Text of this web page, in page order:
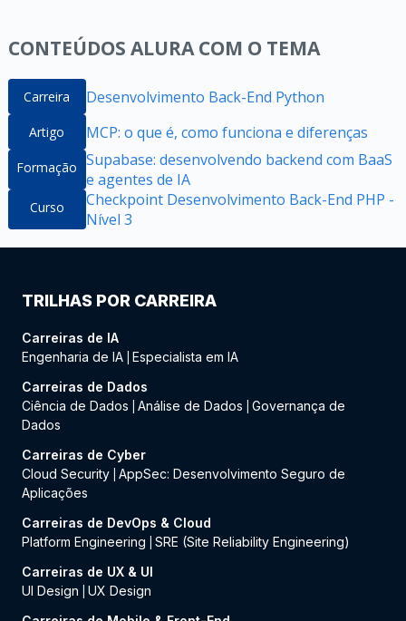
CONTEÚDOS ALURA COM O TEMA
Carreira Desenvolvimento Back-End Python
Artigo MCP: o que é, como funciona e diferenças
Formação Supabase: desenvolvendo backend com BaaS
e agentes de IA
Curso
Checkpoint Desenvolvimento Back-End PHP -
Nível 3
TRILHAS POR CARREIRA
Carreiras de IA
Engenharia de IA Especialista em IA
Carreiras de Dados
Ciência de Dados
Análise de Dados
Governança de
Dados
Carreiras de Cyber
Cloud Security AppSec: Desenvolvimento Seguro de
Aplicações
Carreiras de DevOps & Cloud
Platform Engineering
SRE (Site Reliability Engineering)
Carreiras de UX & UI
UI Design
UX Design